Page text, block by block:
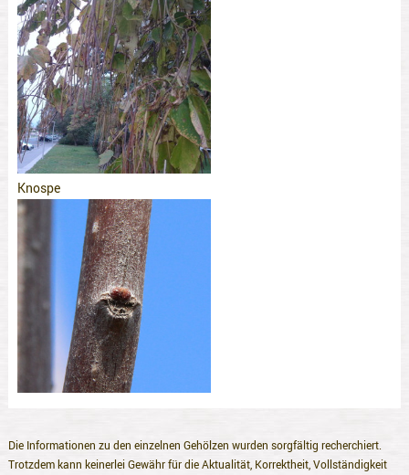
Knospe
Die Informationen zu den einzelnen Gehölzen wurden sorgfältig recherchiert.
Trotzdem kann keinerlei Gewähr für die Aktualität, Korrektheit, Vollständigkeit